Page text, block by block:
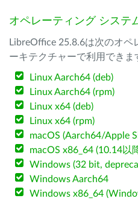
オペレーティング システ
LibreOffice 25.8.6は次のオ
ーキテクチャーで利用できま
Linux Aarch64 (deb)
Linux Aarch64 (rpm)
Linux x64 (deb)
Linux x64 (rpm)
macOS (Aarch64/Apple
macOS x86_64 (10.14以
Windows (32 bit,
Windows Aarch64
Windows x86_64